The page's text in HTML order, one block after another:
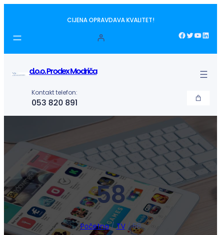
sadržaj
CIJENA OPRAVDAVA KVALITET!
Facebook Twitter YouTube LinkedIn
d.o.o. Prodex Modriča
Kontakt telefon:
053 820 891
58
Početna/TV/ 58